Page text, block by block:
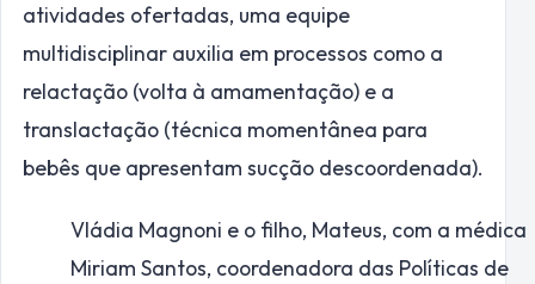
atividades ofertadas, uma equipe
multidisciplinar auxilia em processos como a
relactação (volta à amamentação) e a
translactação (técnica momentânea para
bebês que apresentam sucção descoordenada).
Vládia Magnoni e o filho, Mateus, com a médica
Miriam Santos, coordenadora das Políticas de